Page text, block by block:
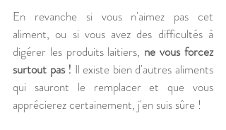
En revanche si vous n'aimez pas cet
aliment, ou si vous avez des difficultés à
digérer les produits laitiers, ne vous forcez
surtout pas ! Il existe bien d'autres aliments
qui sauront le remplacer et que vous
apprécierez certainement, j'en suis sûre !